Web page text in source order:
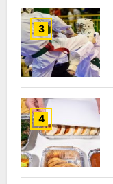
3
4